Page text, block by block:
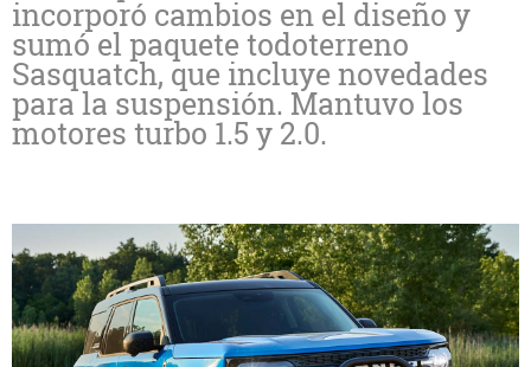
incorporó cambios en el diseño y
sumó el paquete todoterreno
Sasquatch, que incluye novedades
para la suspensión. Mantuvo los
motores turbo 1.5 y 2.0.